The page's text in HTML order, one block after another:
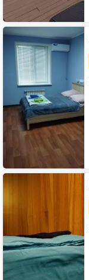
Мотель
Тихий
уголок
Капсульный
отель